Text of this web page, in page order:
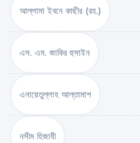
আল্লামা ইবনে কাছীর (রহ.)
এস. এম. জাকির হুসাইন
এনায়েতুল্লাহ আল্‌তামাশ
নসীম হিজাযী